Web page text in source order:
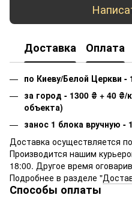
Доставка Оплата
по Киеву/Белой Церкви -
за город - 1300 ₴ + 40 ₴/
объекта)
занос 1 блока вручную -
Доставка осуществляется
Производится нашим
18:00. Другое время
Подробнее в разделе "
Способы оплаты